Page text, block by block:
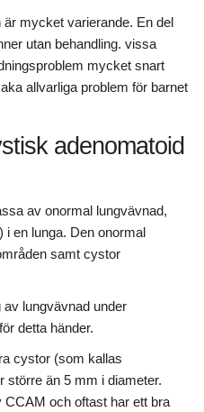
mycket varierande. En del
utan behandling. vissa
mycket snart
allvarliga problem för barnet
adenomatoid
av onormal lungvävnad,
i en lunga. Den onormal
samt cystor
lungvävnad under
detta händer.
cystor (som kallas
än 5 mm i diameter.
CCAM och oftast har ett bra